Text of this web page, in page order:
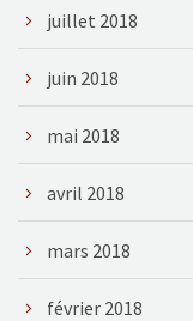
juillet 2018
juin 2018
mai 2018
avril 2018
mars 2018
février 2018